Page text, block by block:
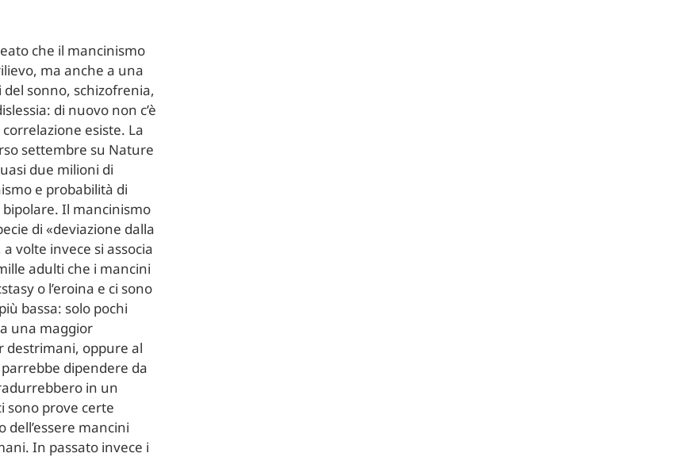
che il mancinismo
ma anche a una
sonno, schizofrenia,
di nuovo non c’è
esiste. La
settembre su Nature
due milioni di
e probabilità di
Il mancinismo
di «deviazione dalla
volte invece si associa
adulti che i mancini
o l’eroina e ci sono
bassa: solo pochi
una maggior
destrimani, oppure al
dipendere da
in un
sono prove certe
dell’essere mancini
In passato invece i